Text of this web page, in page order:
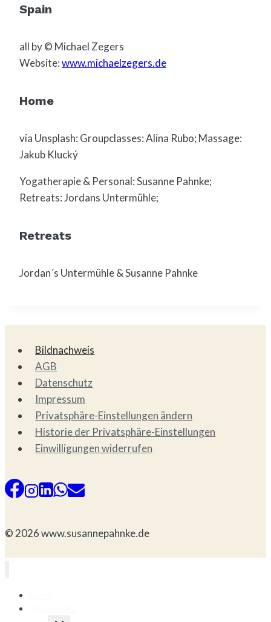
Spain
all by © Michael Zegers
Website:www.michaelzegers.de
Home
via Unsplash: Groupclasses: Alina Rubo; Massage:
Jakub Klucký
Yogatherapie & Personal: Susanne Pahnke;
Retreats: Jordans Untermühle;
Retreats
Jordan´s Untermühle & Susanne Pahnke
Bildnachweis
AGB
Datenschutz
Impressum
Privatsphäre-Einstellungen ändern
Historie der Privatsphäre-Einstellungen
Einwilligungen widerrufen
© 2026 www.susannepahnke.de
Untermenü